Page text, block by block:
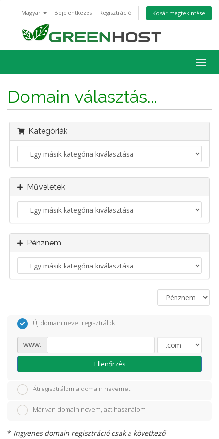
Magyar Bejelentkezés Regisztráció Kosár megtekintése
a
Domain választás...
Kategóriák
Műveletek
Pénznem
Új domain nevet regisztrálok
www.
Ellenőrzés
Átregisztrálom a domain nevemet
Már van domain nevem, azt használom
* Ingyenes domain regisztráció csak a következő